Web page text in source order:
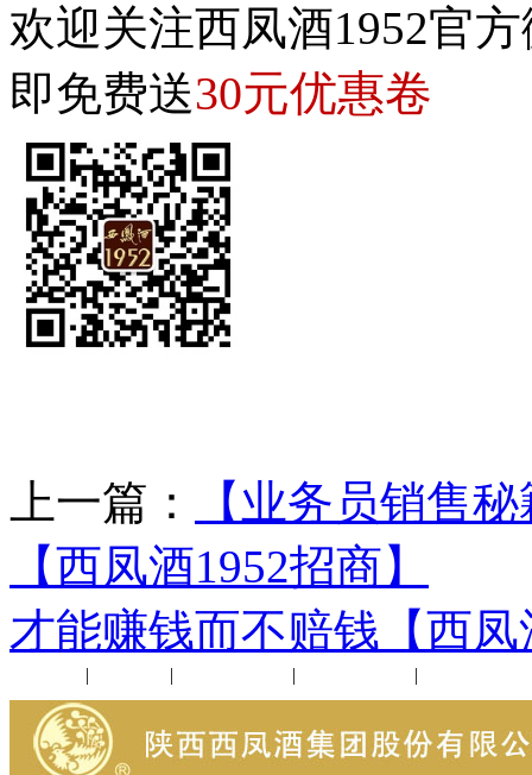
欢迎关注西凤酒1952官
即免费送30元优惠卷
上一篇：
【业务员销售
【西凤酒1952招商】
才能赚钱而不赔钱【西凤
| | | |